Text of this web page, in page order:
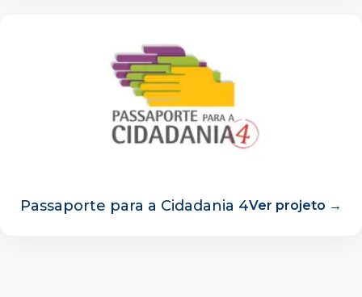
Passaporte para a Cidadania 4Ver projeto →